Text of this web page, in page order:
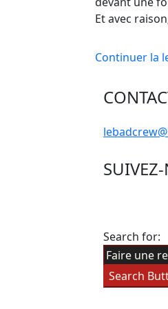
Et avec
Continuer la
Search for:
Search